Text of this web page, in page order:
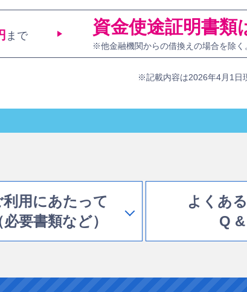
まで 資金使途証明書類
※他金融機関からの借換えの場合を除く
※記載内容は2026年4月1日
利用にあたって
必要書類など）
よくあ
Q